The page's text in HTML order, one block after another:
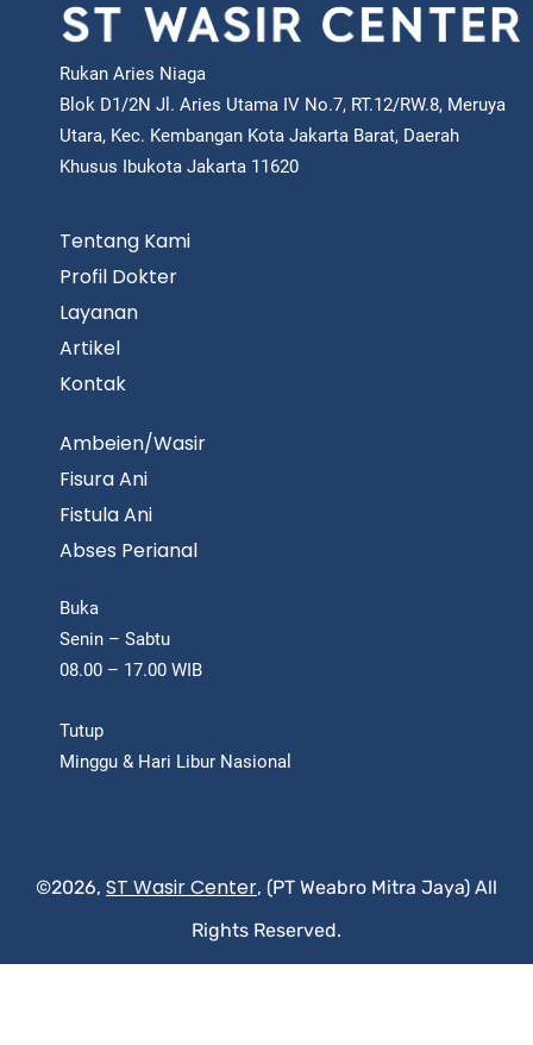
Rukan Aries Niaga
Blok D1/2N Jl. Aries Utama IV No.7, RT.12/RW.8, Meruya
Utara, Kec. Kembangan Kota Jakarta Barat, Daerah
Khusus Ibukota Jakarta 11620
Tentang Kami
Profil Dokter
Layanan
Artikel
Kontak
Ambeien/Wasir
Fisura Ani
Fistula Ani
Abses Perianal
Buka
Senin – Sabtu
08.00 – 17.00 WIB
Tutup
Minggu & Hari Libur Nasional
©2026, ST Wasir Center, (PT Weabro Mitra Jaya) All
Rights Reserved.